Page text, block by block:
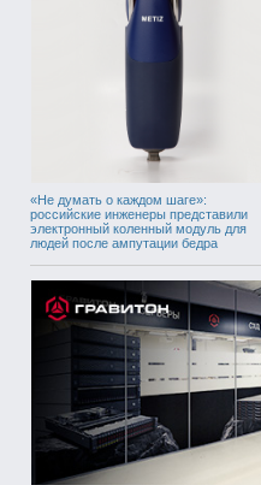
«Не думать о каждом шаге»:
российские инженеры представили
электронный коленный модуль для
людей после ампутации бедра